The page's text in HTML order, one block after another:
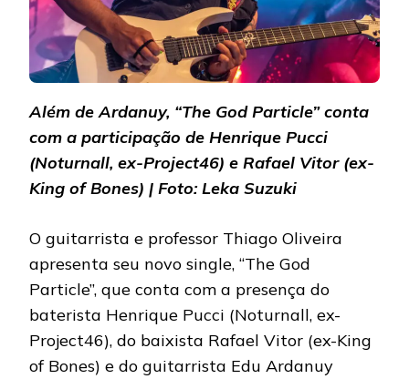
Além de Ardanuy, “The God Particle” conta
com a participação de Henrique Pucci
(Noturnall, ex-Project46) e Rafael Vitor (ex-
King of Bones) | Foto: Leka Suzuki
O guitarrista e professor Thiago Oliveira
apresenta seu novo single, “The God
Particle”, que conta com a presença do
baterista Henrique Pucci (Noturnall, ex-
Project46), do baixista Rafael Vitor (ex-King
of Bones) e do guitarrista Edu Ardanuy